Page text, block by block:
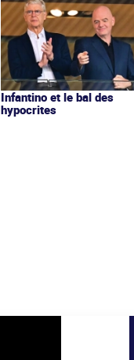
Infantino et le bal des
hypocrites